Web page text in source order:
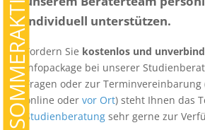
individuell unterstützen.
Fordern Sie kostenlos und
Infopackage bei unserer
Fragen oder zur
online oder vor Ort) steht Ihnen das
Studienberatung sehr gerne zur
SOMMERAKTION